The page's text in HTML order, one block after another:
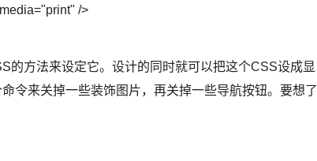
/>
的方法来设定它。设计的同时就可以把这个CSS设成显
令来关掉一些装饰图片，再关掉一些导航按钮。要想了